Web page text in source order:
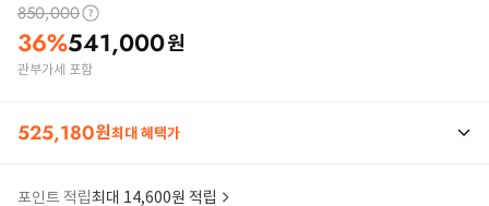
850,000
36%541,000원
관부가세 포함
525,180원최대 혜택가
포인트 적립최대 14,600원 적립